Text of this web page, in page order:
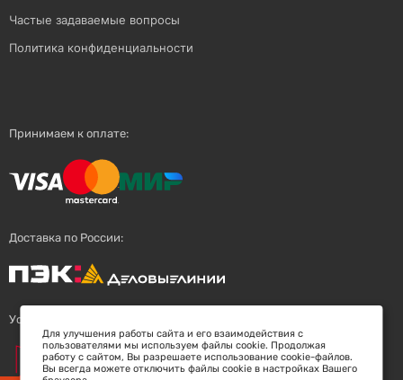
Частые задаваемые вопросы
Политика конфиденциальности
Принимаем к оплате:
Доставка по России:
Успешный поставщик:
Для улучшения работы сайта и его взаимодействия с
пользователями мы используем файлы cookie. Продолжая
работу с сайтом, Вы разрешаете использование cookie-файлов.
Вы всегда можете отключить файлы cookie в настройках Вашего